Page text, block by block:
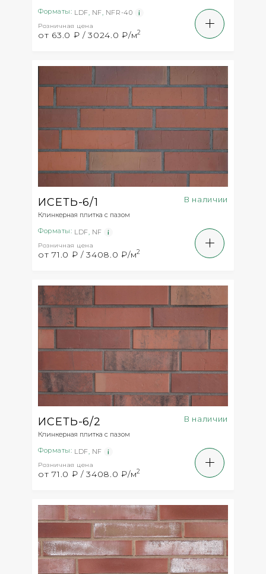
Форматы: LDF NF NFR-40
Розничная цена
от 63.0 ₽ / 3024.0 ₽/м2
ИСЕТЬ-6/1
Клинкерная плитка с пазом
В наличии
Форматы: LDF NF
Розничная цена
от 71.0 ₽ / 3408.0 ₽/м2
ИСЕТЬ-6/2
Клинкерная плитка с пазом
В наличии
Форматы: LDF NF
Розничная цена
от 71.0 ₽ / 3408.0 ₽/м2